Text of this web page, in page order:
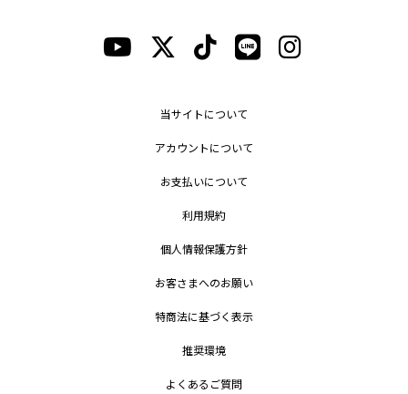
当サイトについて
アカウントについて
お支払いについて
利用規約
個人情報保護方針
お客さまへのお願い
特商法に基づく表示
推奨環境
よくあるご質問